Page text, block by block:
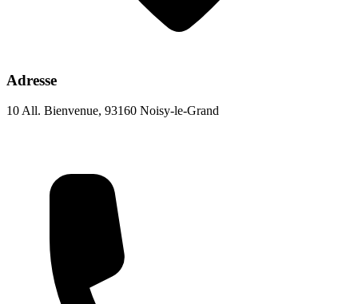
Adresse
10 All. Bienvenue, 93160 Noisy-le-Grand